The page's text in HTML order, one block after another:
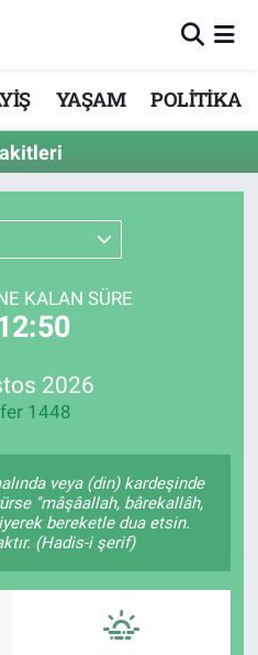
YAŞAM POLİTİKA
KALAN SÜRE
2026
1448
veya (din) kardeşinde
"mâşâallah, bârekallâh,
bereketle dua etsin.
(Hadis-i şerif)
Haritası
ve Fikstür